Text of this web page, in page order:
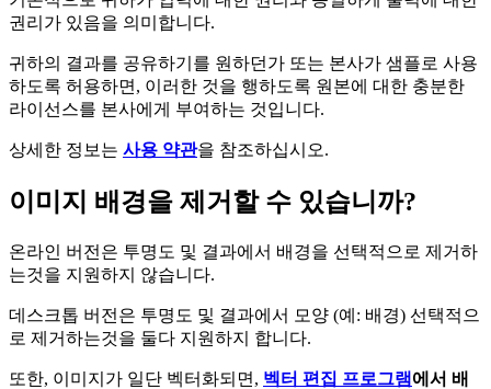
권리가 있음을 의미합니다.
귀하의 결과를 공유하기를 원하던가 또는 본사가 샘플로 사용
하도록 허용하면, 이러한 것을 행하도록 원본에 대한 충분한
라이선스를 본사에게 부여하는 것입니다.
상세한 정보는 사용 약관을 참조하십시오.
이미지 배경을 제거할 수 있습니까?
온라인 버전은 투명도 및 결과에서 배경을 선택적으로 제거하
는것을 지원하지 않습니다.
데스크톱 버전은 투명도 및 결과에서 모양 (예: 배경) 선택적으
로 제거하는것을 둘다 지원하지 합니다.
또한, 이미지가 일단 벡터화되면, 벡터 편집 프로그램에서 배